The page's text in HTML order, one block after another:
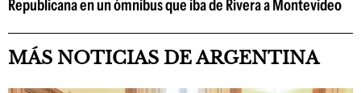
Republicana en un ómnibus que iba de Rivera a Montevideo
MÁS NOTICIAS DE ARGENTINA